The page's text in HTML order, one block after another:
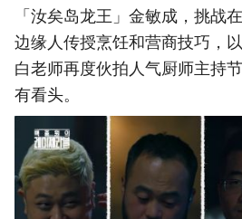
「汝矣岛龙王」金敏成，挑战
边缘人传授烹饪和营商技巧，
白老师再度伙拍人气厨师主持
有看头。